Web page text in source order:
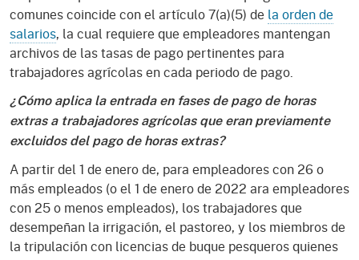
comunes coincide con el artículo 7(a)(5) de la orden de
salarios, la cual requiere que empleadores mantengan
archivos de las tasas de pago pertinentes para
trabajadores agrícolas en cada periodo de pago.
¿Cómo aplica la entrada en fases de pago de horas
extras a trabajadores agrícolas que eran previamente
excluidos del pago de horas extras?
A partir del 1 de enero de, para empleadores con 26 o
más empleados (o el 1 de enero de 2022 ara empleadores
con 25 o menos empleados), los trabajadores que
desempeñan la irrigación, el pastoreo, y los miembros de
la tripulación con licencias de buque pesqueros quienes